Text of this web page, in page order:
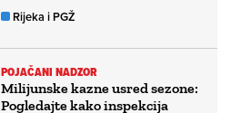
Rijeka i PGŽ
POJAČANI NADZOR
Milijunske kazne usred sezone:
Pogledajte kako inspekcija